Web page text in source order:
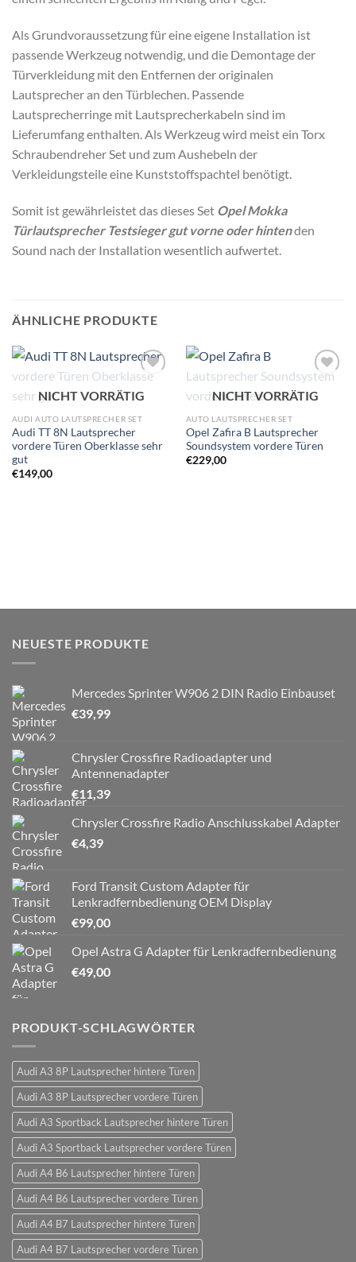
Als Grundvoraussetzung für eine eigene Installation ist
passende Werkzeug notwendig, und die Demontage der
Türverkleidung mit den Entfernen der originalen
Lautsprecher an den Türblechen. Passende
Lautsprecherringe mit Lautsprecherkabeln sind im
Lieferumfang enthalten. Als Werkzeug wird meist ein Torx
Schraubendreher Set und zum Aushebeln der
Verkleidungsteile eine Kunststoffspachtel benötigt.
Somit ist gewährleistet das dieses Set Opel Mokka
Türlautsprecher Testsieger gut vorne oder hintenden
Sound nach der Installation wesentlich aufwertet.
ÄHNLICHE PRODUKTE
Wunschliste
NICHT VORRÄTIG
AUDI AUTO LAUTSPRECHER SET
Audi TT 8N Lautsprecher
vordere Türen Oberklasse sehr
gut
€149,00
Wunschliste
NICHT VORRÄTIG
AUTO LAUTSPRECHER SET
Opel Zafira B Lautsprecher
Soundsystem vordere Türen
€229,00
NEUESTE PRODUKTE
Mercedes Sprinter W906 2 DIN Radio Einbauset
€39,99
Chrysler Crossfire Radioadapter und
Antennenadapter
€11,39
Chrysler Crossfire Radio Anschlusskabel Adapter
€4,39
Ford Transit Custom Adapter für
Lenkradfernbedienung OEM Display
€99,00
Opel Astra G Adapter für Lenkradfernbedienung
€49,00
PRODUKT-SCHLAGWÖRTER
Audi A3 8P Lautsprecher hintere Türen
Audi A3 8P Lautsprecher vordere Türen
Audi A3 Sportback Lautsprecher hintere Türen
Audi A3 Sportback Lautsprecher vordere Türen
Audi A4 B6 Lautsprecher hintere Türen
Audi A4 B6 Lautsprecher vordere Türen
Audi A4 B7 Lautsprecher hintere Türen
Audi A4 B7 Lautsprecher vordere Türen